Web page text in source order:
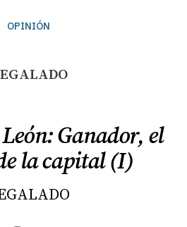
OPINIÓN
Ganador, el
la capital (I)